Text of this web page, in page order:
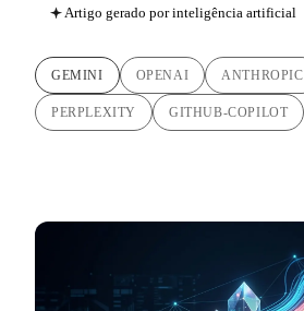
Artigo gerado por inteligência artificial
GEMINI OPENAI ANTHROPIC
PERPLEXITY GITHUB-COPILOT